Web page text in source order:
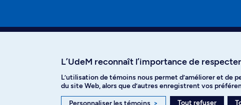
Facebook Instagram TikTok
L’UdeM reconnaît l’importance de
L’utilisation de témoins nous permet d’améliorer et
du site Web, alors que d’autres enregistrent vos
Personnaliser les témoins > Tout refuser